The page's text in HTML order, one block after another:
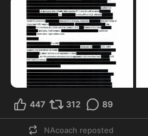
447 312 89
NAcoach reposted